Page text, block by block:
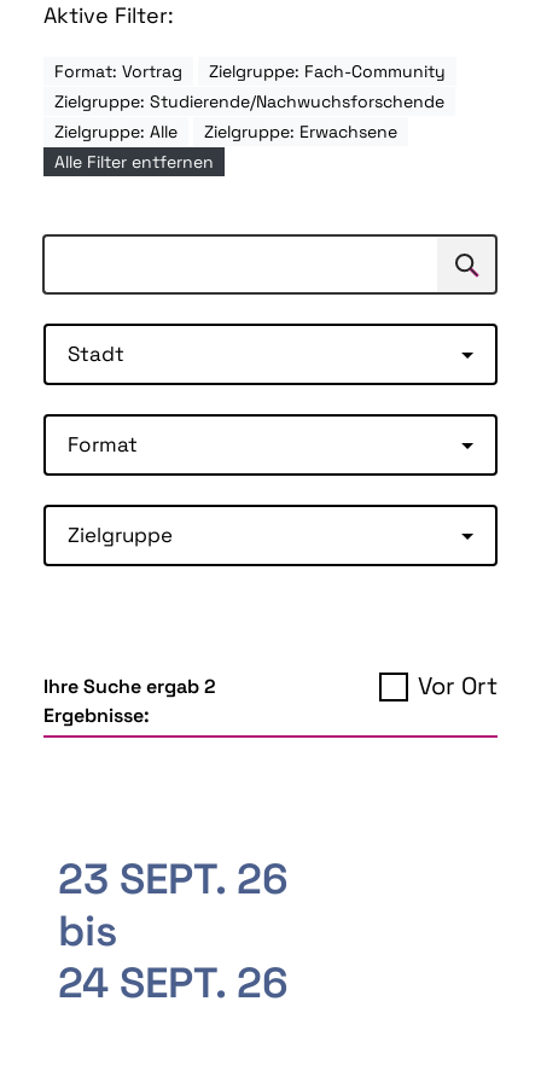
Aktive Filter:
Format: Vortrag
Zielgruppe: Fach-Community
Zielgruppe: Studierende/Nachwuchsforschende
Zielgruppe: Alle
Zielgruppe: Erwachsene
Alle Filter entfernen
Suchen
Stadt
Format
Zielgruppe
Ihre Suche ergab 2
Ergebnisse:
Vor Ort
23 SEPT. 26
bis
24 SEPT. 26